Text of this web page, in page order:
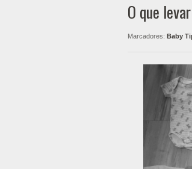
O que
Marcadores: Baby